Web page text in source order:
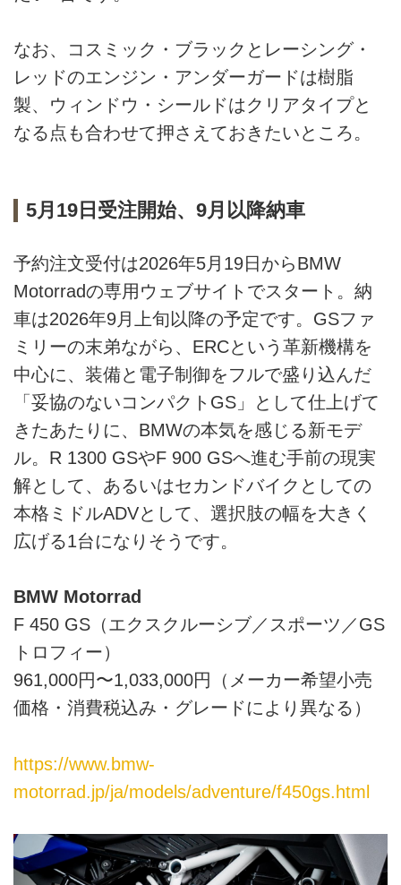
なお、コスミック・ブラックとレーシング・
レッドのエンジン・アンダーガードは樹脂
製、ウィンドウ・シールドはクリアタイプと
なる点も合わせて押さえておきたいところ。
5月19日受注開始、9月以降納車
予約注文受付は2026年5月19日からBMW
Motorradの専用ウェブサイトでスタート。納
車は2026年9月上旬以降の予定です。GSファ
ミリーの末弟ながら、ERCという革新機構を
中心に、装備と電子制御をフルで盛り込んだ
「妥協のないコンパクトGS」として仕上げて
きたあたりに、BMWの本気を感じる新モデ
ル。R 1300 GSやF 900 GSへ進む手前の現実
解として、あるいはセカンドバイクとしての
本格ミドルADVとして、選択肢の幅を大きく
広げる1台になりそうです。
BMW Motorrad
F 450 GS（エクスクルーシブ／スポーツ／GS
トロフィー）
961,000円〜1,033,000円（メーカー希望小売
価格・消費税込み・グレードにより異なる）
https://www.bmw-
motorrad.jp/ja/models/adventure/f450gs.html